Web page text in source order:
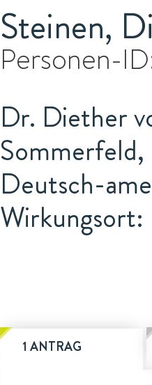
Steinen,
Personen-
Dr. Diether
Deutsch-
1 ANTRAG